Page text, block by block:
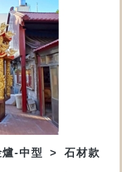
-中型 石材款